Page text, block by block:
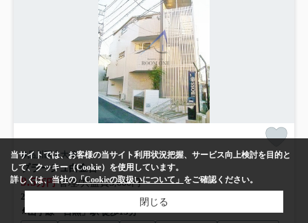
品川区上大崎
プラージュ白金台
9.5万円管理/共益費5,000円
21.45㎡ (1K) /築17年 /3階建
山手線「目黒」駅 徒歩13分
当サイトでは、お客様の当サイト利用状況把握、サービス向上検討を目的と
して、クッキー（Cookie）を使用しています。
詳しくは、当社の「Cookieの取扱いについて」 をご確認ください。
閉じる